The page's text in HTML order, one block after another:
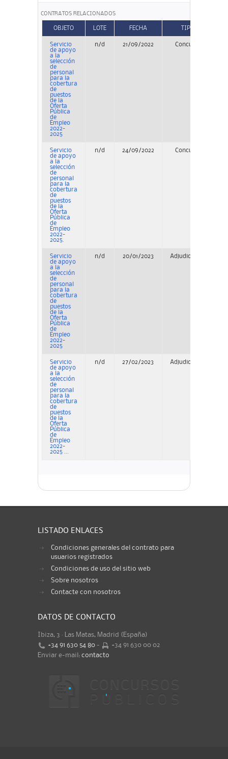
CONTRATOS RELACIONADOS
OBJETO LOTE FECHA TIPO
Servicio
de apoyo
a la
selección
de
personal
para la
cobertura
de
puestos
de la
Oferta
Pública
de
Empleo
2022-
2025
n/d 21/09/2022 Concurso
Servicio
de apoyo
a la
selección
de
personal
para la
cobertura
de
puestos
de la
Oferta
Pública
de
Empleo
2022-
2025.
n/d 24/09/2022 Concurso
Servicio
de apoyo
a la
selección
de
personal
para la
cobertura
de
puestos
de la
Oferta
Pública
de
Empleo
2022-
2025
n/d 20/01/2023 Adjudicación
Servicio
de apoyo
a la
selección
de
personal
para la
cobertura
de
puestos
de la
Oferta
Pública
de
Empleo
2022-
2025 ...
n/d 27/02/2023 Adjudicación
LISTADO ENLACES
Condiciones generales del contrato para
usuarios registrados
Condiciones de uso del sitio web
Sobre nosotros
Contacte con nosotros
DATOS DE CONTACTO
Ibiza, 3 · Las Matas, Madrid (España)
+34 91 630 54 80 -
+34 91 630 00 02
Enviar e-mail: contacto